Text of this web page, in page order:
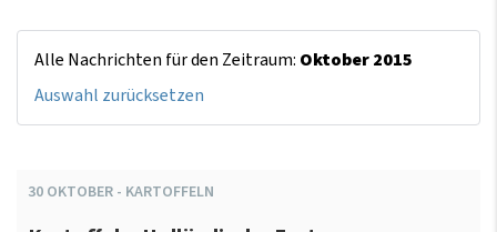
Alle Nachrichten für den Zeitraum: Oktober 2015
Auswahl zurücksetzen
30 OKTOBER - KARTOFFELN